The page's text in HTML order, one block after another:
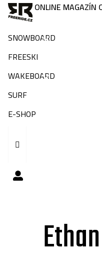
ONLINE MAGAZÍN
SNOWBOARD
FREESKI
WAKEBOARD
SURF
E-SHOP